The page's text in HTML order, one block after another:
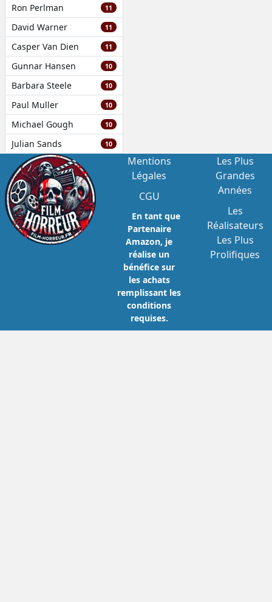
Ron Perlman 11
David Warner 11
Casper Van Dien 11
Gunnar Hansen 10
Barbara Steele 10
Paul Muller 10
Michael Gough 10
Julian Sands 10
Mentions
Légales
CGU
En tant que
Partenaire
Amazon, je
réalise un
bénéfice sur
les achats
remplissant les
conditions
requises.
Les Plus
Grandes
Années
Les
Réalisateurs
Les Plus
Prolifiques